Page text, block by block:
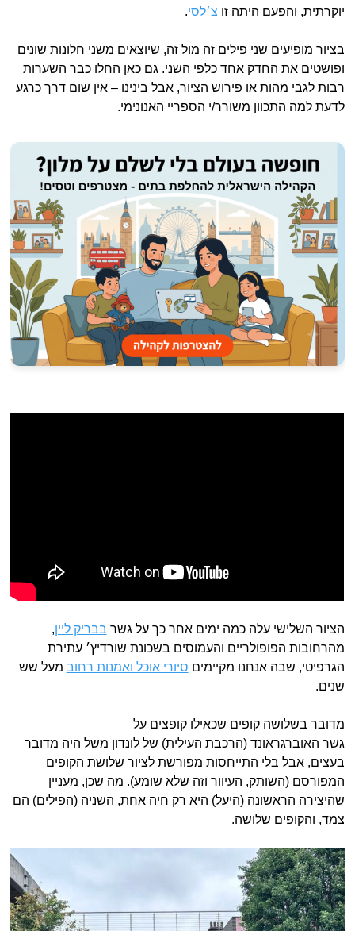
יוקרתית, והפעם היתה זו צ׳לסי.
בציור מופיעים שני פילים זה מול זה, שיוצאים משני חלונות שונים
ופושטים את החדק אחד כלפי השני. גם כאן החלו כבר השערות
רבות לגבי מהות או פירוש הציור, אבל בינינו – אין שום דרך כרגע
לדעת למה התכוון משורר/י הספריי האנונימי.
הציור השלישי עלה כמה ימים אחר כך על גשר בבריק ליין,
מהרחובות הפופולריים והעמוסים בשכונת שורדיץ׳ עתירת
הגרפיטי, שבה אנחנו מקיימים סיורי אוכל ואמנות רחוב מעל שש
שנים.
מדובר בשלושה קופים שכאילו קופצים על
גשר האוברגראונד (הרכבת העילית) של לונדון משל היה מדובר
בעצים, אבל בלי התייחסות מפורשת לציור שלושת הקופים
המפורסם (השותק, העיוור וזה שלא שומע). מה שכן, מעניין
שהיצירה הראשונה (היעל) היא רק חיה אחת, השניה (הפילים) הם
צמד, והקופים שלושה.